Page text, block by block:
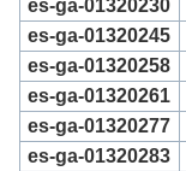
es-ga-01320230
es-ga-01320245
es-ga-01320258
es-ga-01320261
es-ga-01320277
es-ga-01320283